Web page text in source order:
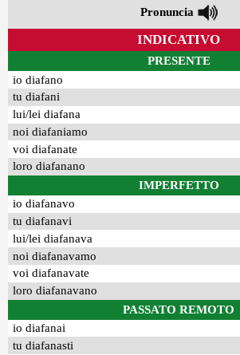
Pronuncia
INDICATIVO
PRESENTE
io diafano
tu diafani
lui/lei diafana
noi diafaniamo
voi diafanate
loro diafanano
IMPERFETTO
io diafanavo
tu diafanavi
lui/lei diafanava
noi diafanavamo
voi diafanavate
loro diafanavano
PASSATO REMOTO
io diafanai
tu diafanasti